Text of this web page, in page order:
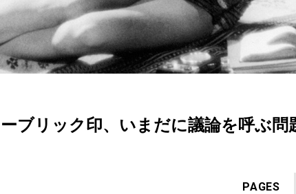
ーブリック印、いまだに議論を呼ぶ問
PAGES